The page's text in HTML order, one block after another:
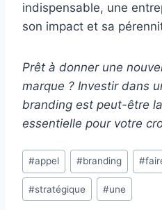
indispensable, une
son impact et sa
Prêt à donner une
marque ? Investir dans
branding est peut-être
essentielle pour votre
Étiquettes
de
la
#appel #branding #
#stratégique #une